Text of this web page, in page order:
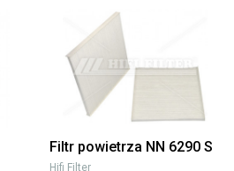
Filtr powietrza NN 6290 S
Hifi Filter